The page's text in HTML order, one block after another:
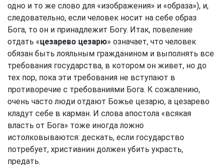
одно и то же слово для «изображения» и «образа»), и,
следовательно, если человек носит на себе образ
Бога, то он и принадлежит Богу. Итак, повеление
отдать «цезарево цезарю» означает, что человек
обязан быть лояльным гражданином и выполнять все
требования государства, в котором он живет, но до
тех пор, пока эти требования не вступают в
противоречие с требованиями Бога. К сожалению,
очень часто люди отдают Божье цезарю, а цезарево
кладут себе в карман. И слова апостола «всякая
власть от Бога» тоже иногда ложно
истолковываются: дескать, если государство
потребует, христианин должен убить украсть,
предать.